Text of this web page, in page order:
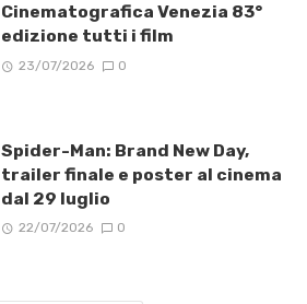
Cinematografica Venezia 83°
edizione tutti i film
23/07/2026 0
Spider-Man: Brand New Day,
trailer finale e poster al cinema
dal 29 luglio
22/07/2026 0